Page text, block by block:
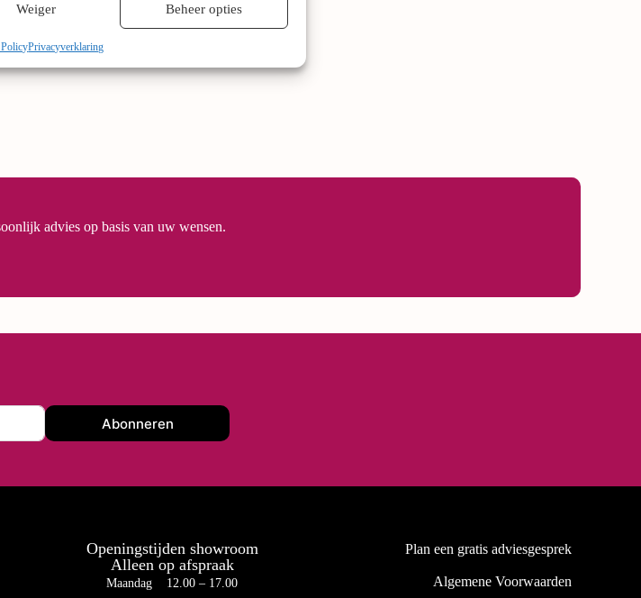
Weiger Beheer opties
Privacyverklaring
advies op basis van uw wensen.
Abonneren
Openingstijden showroom
Alleen op afspraak
Maandag 12.00 – 17.00
Plan een gratis adviesgesprek
Algemene Voorwaarden